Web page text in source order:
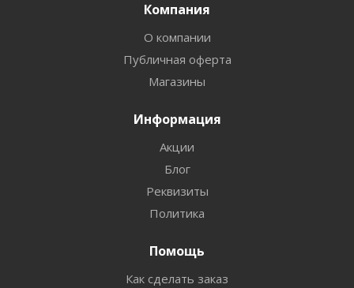
Компания
О компании
Публичная оферта
Магазины
Информация
Акции
Блог
Реквизиты
Политика
Помощь
Как сделать заказ